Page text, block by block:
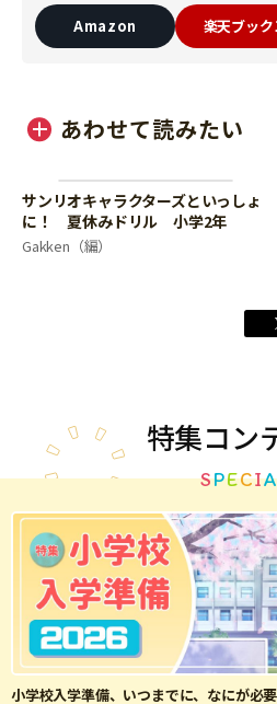
Amazon 楽天ブック
あわせて読みたい
サンリオキャラクターズといっしょ
に！ 夏休みドリル 小学2年
Gakken（編）
特集コン
SPECI
小学校入学準備、いつまでに、なにが必